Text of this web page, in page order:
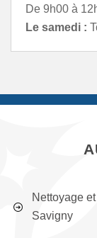
De 9h00 à
Le samedi :
Nettoyage
Savigny